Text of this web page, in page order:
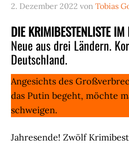
2. Dezember 2022 vonTobias
DIE KRIMIBESTENLISTE IM
Neue aus drei Ländern.
Deutschland.
Angesichts des
das Putin begeht, möchte
schweigen.
Jahresende! Zwölf